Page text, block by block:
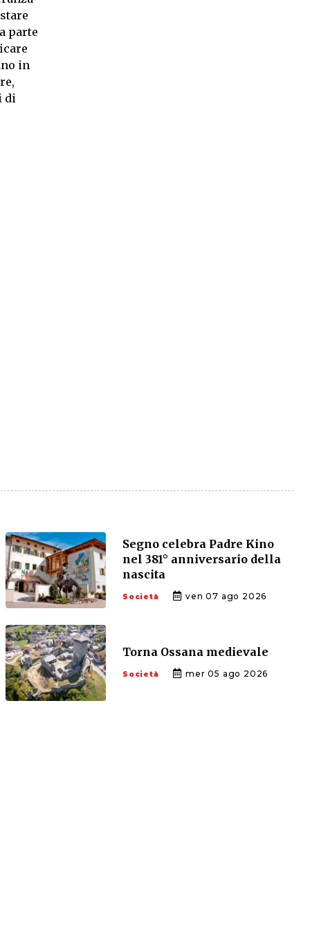
parte
in
di
Segno celebra Padre Kino
nel 381° anniversario della
nascita
Società ven 07 ago 2026
Torna Ossana medievale
Società mer 05 ago 2026